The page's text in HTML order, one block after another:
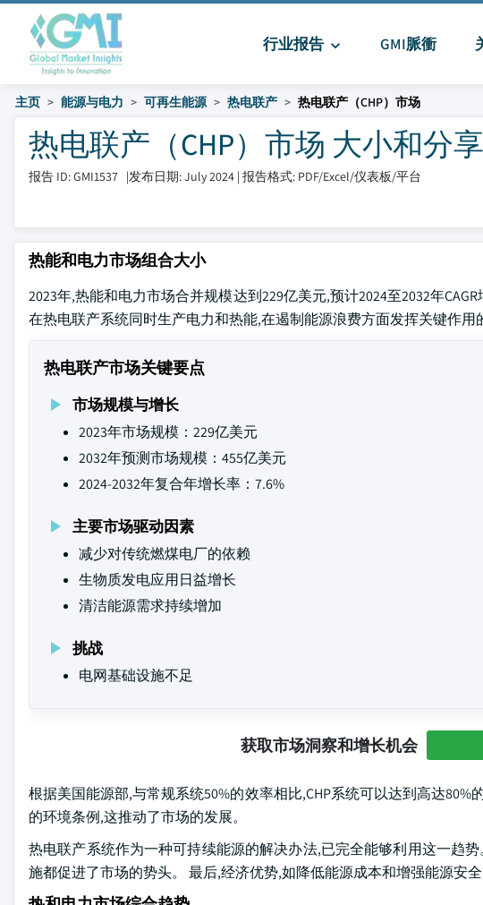
行业报告 GMI脈衝
主页 能源与电力 可再生能源 热电联产 热电联产（CHP）市场
热电联产（CHP）市场 大小和分
报告 ID: GMI1537 |发布日期: July 2024 | 报告格式: PDF/Excel/仪表板/平台
热能和电力市场组合大小
2023年,热能和电力市场合并规模达到229亿美元,预计2024至2032年
在热电联产系统同时生产电力和热能,在遏制能源浪费方面发挥关键作用
热电联产市场关键要点
市场规模与增长
2023年市场规模：229亿美元
2032年预测市场规模：455亿美元
2024-2032年复合年增长率：7.6%
主要市场驱动因素
减少对传统燃煤电厂的依赖
生物质发电应用日益增长
清洁能源需求持续增加
挑战
电网基础设施不足
获取市场洞察和增长机会
根据美国能源部,与常规系统50%的效率相比,CHP系统可以达到高达
的环境条例,这推动了市场的发展。
热电联产系统作为一种可持续能源的解决办法,已完全能够利用这一趋
施都促进了市场的势头。 最后,经济优势,如降低能源成本和增强能源安